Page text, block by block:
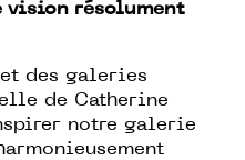
vision résolument
des galeries
de Catherine
notre galerie